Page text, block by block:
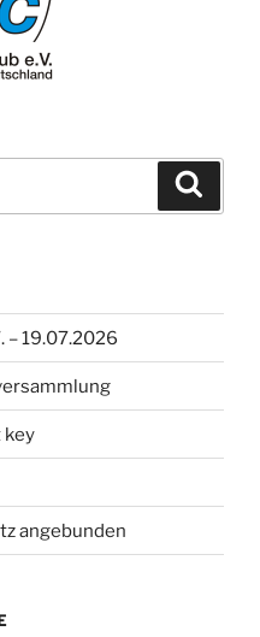
– 19.07.2026
key
angebunden